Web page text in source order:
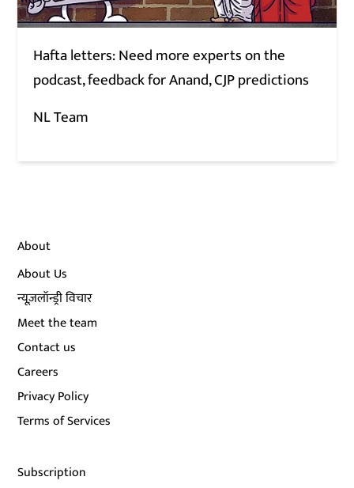
Hafta letters: Need more experts on the
podcast, feedback for Anand, CJP predictions
NL Team
About
About Us
न्यूज़लॉन्ड्री विचार
Meet the team
Contact us
Careers
Privacy Policy
Terms of Services
Subscription